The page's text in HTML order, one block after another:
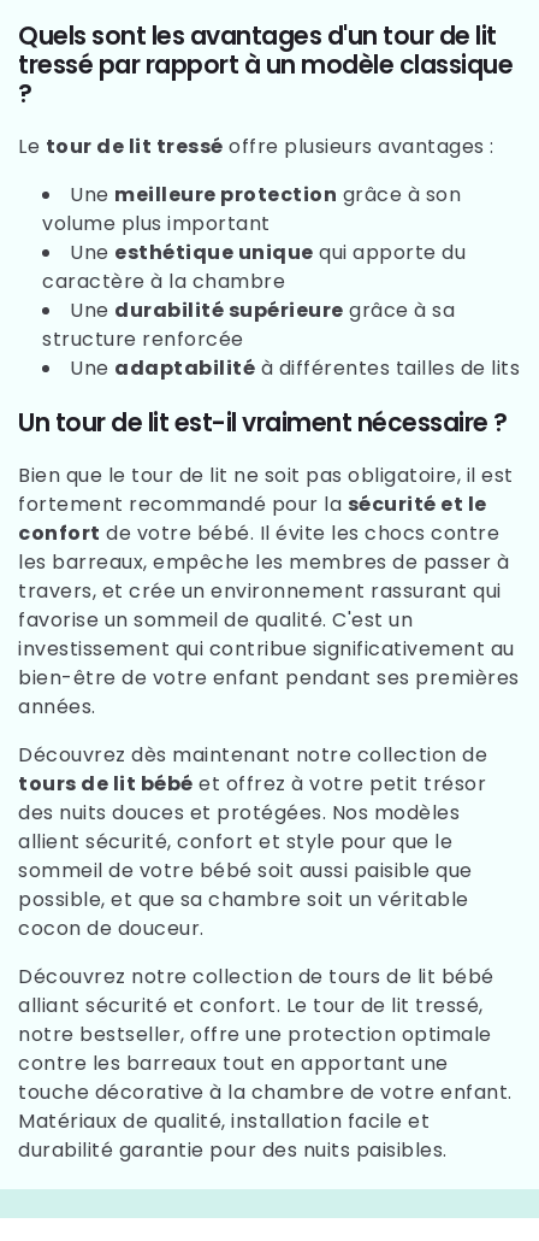
Quels sont les avantages d'un tour de lit
tressé par rapport à un modèle classique
?
Le tour de lit tressé offre plusieurs avantages :
Une meilleure protection grâce à son
volume plus important
Une esthétique unique qui apporte du
caractère à la chambre
Une durabilité supérieure grâce à sa
structure renforcée
Une adaptabilité à différentes tailles de lits
Un tour de lit est-il vraiment nécessaire ?
Bien que le tour de lit ne soit pas obligatoire, il est
fortement recommandé pour la sécurité et le
confort de votre bébé. Il évite les chocs contre
les barreaux, empêche les membres de passer à
travers, et crée un environnement rassurant qui
favorise un sommeil de qualité. C'est un
investissement qui contribue significativement au
bien-être de votre enfant pendant ses premières
années.
Découvrez dès maintenant notre collection de
tours de lit bébé et offrez à votre petit trésor
des nuits douces et protégées. Nos modèles
allient sécurité, confort et style pour que le
sommeil de votre bébé soit aussi paisible que
possible, et que sa chambre soit un véritable
cocon de douceur.
Découvrez notre collection de tours de lit bébé
alliant sécurité et confort. Le tour de lit tressé,
notre bestseller, offre une protection optimale
contre les barreaux tout en apportant une
touche décorative à la chambre de votre enfant.
Matériaux de qualité, installation facile et
durabilité garantie pour des nuits paisibles.